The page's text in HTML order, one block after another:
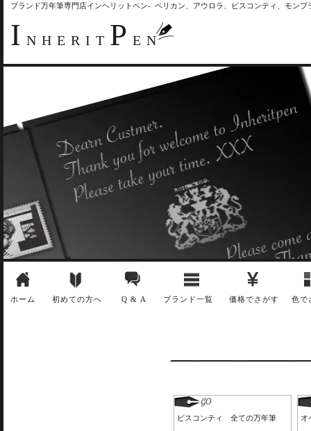
ブランド万年筆専門店インヘリットペン- ペリカン、アウロラ、ビスコンティ、モン
I NHERIT P EN
ホーム 初めての方へ Q & A ブランド一覧 価格でさがす 色で
ビスコンティ 全ての万年筆 オ